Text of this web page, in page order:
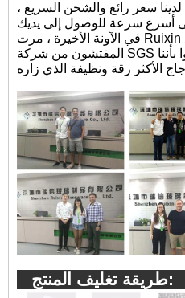
لدينا سعر رائع والشحن السريع ،
في الآونة الأخيرة ، مرت Ruixin مراجعة مصنع Sedex.
المفتشون من شركة SGS سعداء للغاية بمصنعنا وأشادوا بأننا
طريقة تغليف المنتج: